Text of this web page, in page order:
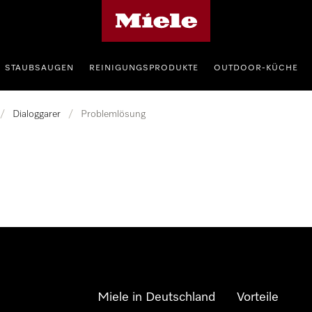
STAUBSAUGEN REINIGUNGSPRODUKTE OUTDOOR-KÜCHE
/ Dialoggarer / Problemlösung
Miele in Deutschland Vorteile